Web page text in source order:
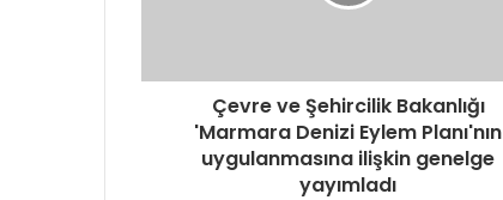
Çevre ve Şehircilik Bakanlığı
'Marmara Denizi Eylem Planı'nın
uygulanmasına ilişkin genelge
yayımladı